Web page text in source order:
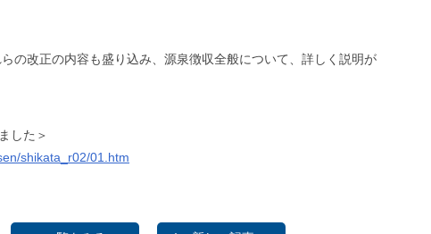
の改正の内容も盛り込み、源泉徴収全般について、詳しく説明が
した＞
shikata_r02/01.htm